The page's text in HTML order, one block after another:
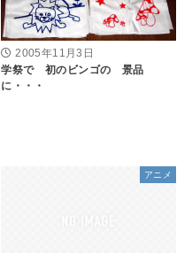
2005年11月3日
学祭で 初のビンゴの 景品
に・・・
アニメ